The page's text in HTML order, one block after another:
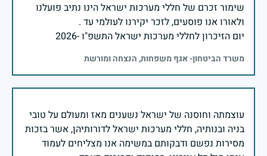
שימור זכרם של חללי מערכות ישראל הינו נתיב פועלנו
יום הזיכרון לחללי מערכות ישראל התשפ"ו -2026
משרד הביטחון- אגף משפחות, הנצחה ומורשת
עוצמתה וחוסנה של ישראל נשענים מאז ומעולם על טובי
בניה ובנותיה, חללי מערכות ישראל לדורותיהן, אשר בזכות
מסירות נפשם ודבקותם במשימה אנו מצליחים לעמוד